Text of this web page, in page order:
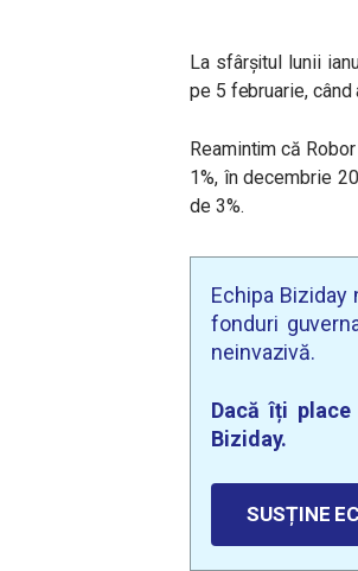
La sfârșitul lunii
pe 5 februarie, când
Reamintim că
1%, în decembrie
de 3%.
Echipa
fonduri
neinvazivă.
Dacă îți
Biziday.
SUSȚINE